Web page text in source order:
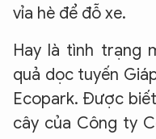
vỉa hè để đỗ xe.
Hay là tình trạng
quả dọc tuyến
Ecopark. Được
cây của Công ty